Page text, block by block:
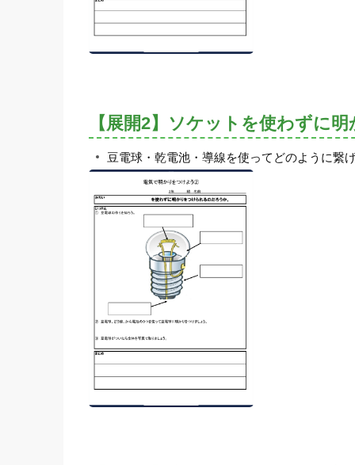
【展開2】ソケットを使わずに
豆電球・乾電池・導線を使ってどのように繋